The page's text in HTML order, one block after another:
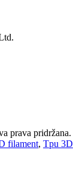
prava pridržana.
filament, Tpu 3D